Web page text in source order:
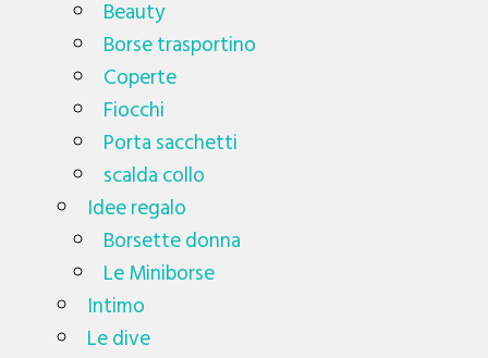
Beauty
Borse trasportino
Coperte
Fiocchi
Porta sacchetti
scalda collo
Idee regalo
Borsette donna
Le Miniborse
Intimo
Le dive